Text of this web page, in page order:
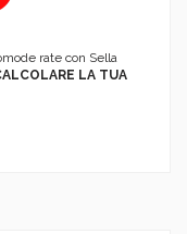
rate con Sella
LA TUA